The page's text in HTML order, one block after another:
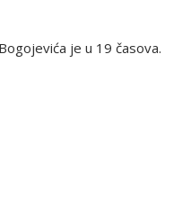
je u 19 časova.